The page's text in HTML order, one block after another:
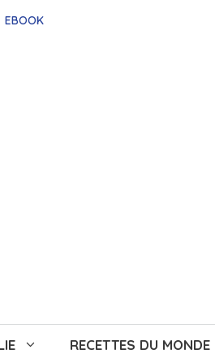
EBOOK
RECETTES DU MONDE